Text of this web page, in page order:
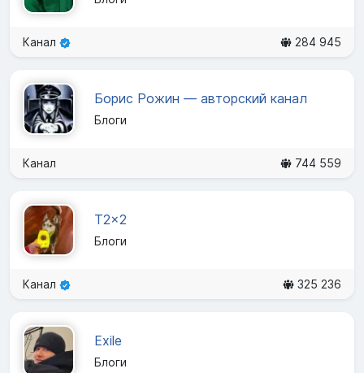
Канал 284 945
Борис Рожин — авторский канал
Блоги
Канал 744 559
T2x2
Блоги
Канал 325 236
Exile
Блоги